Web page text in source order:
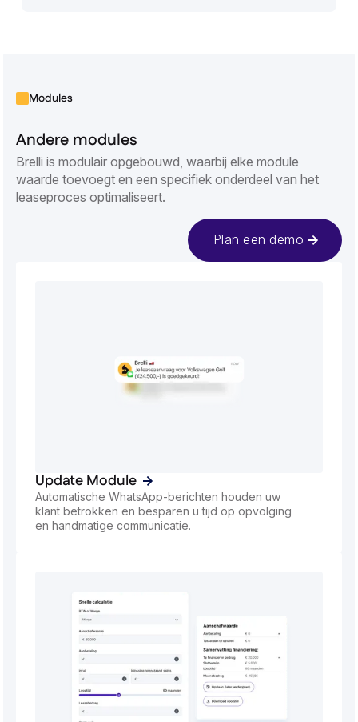
Modules
Andere modules
Brelli is modulair opgebouwd, waarbij elke module
waarde toevoegt en een specifiek onderdeel van het
leaseproces optimaliseert.
Plan een demo
Update Module
Automatische WhatsApp-berichten houden uw
klant betrokken en besparen u tijd op opvolging
en handmatige communicatie.